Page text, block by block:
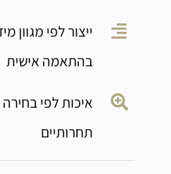
ייצור לפי מגוון
בהתאמה אישית
איכות לפי
תחרותיים